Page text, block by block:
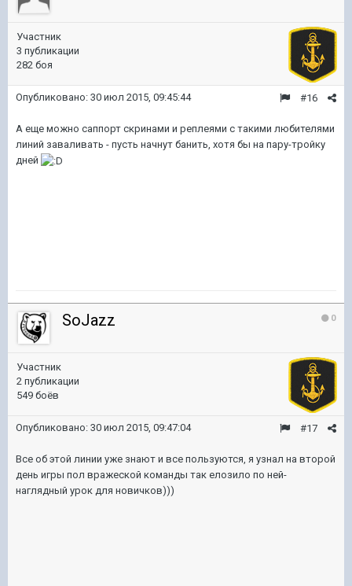
Участник
3 публикации
282 боя
#16
Опубликовано: 30 июл 2015, 09:45:44
А еще можно саппорт скринами и реплеями с такими любителями
линий заваливать - пусть начнут банить, хотя бы на пару-тройку
дней
0
SoJazz
Участник
2 публикации
549 боёв
#17
Опубликовано: 30 июл 2015, 09:47:04
Все об этой линии уже знают и все пользуются, я узнал на второй
день игры пол вражеской команды так елозило по ней-
наглядный урок для новичков)))